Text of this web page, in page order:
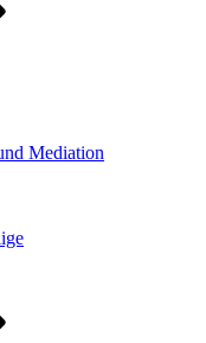
Mediation